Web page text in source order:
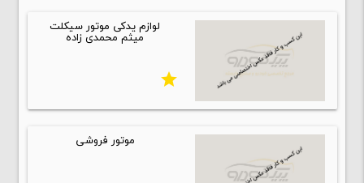
لوازم یدکی موتور سیکلت
میثم محمدی زاده
star
موتور فروشی